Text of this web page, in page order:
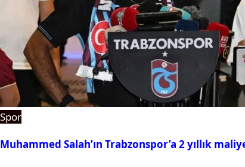
Spor
Muhammed Salah’ın Trabzonspor’a 2 yıllık